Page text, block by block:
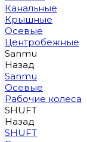
Канальные
Крышные
Осевые
Центробежные
Sanmu
Назад
Sanmu
Осевые
Рабочие колеса
SHUFT
Назад
SHUFT